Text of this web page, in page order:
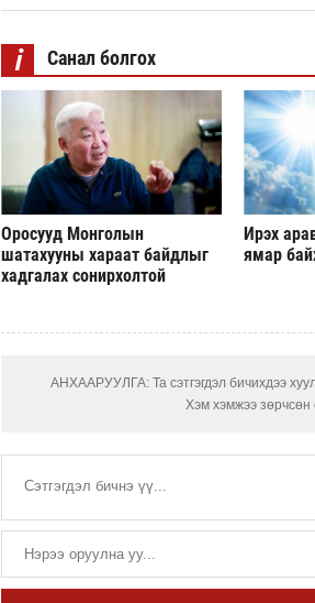
i Санал болгох
Оросууд Монголын
шатахууны хараат байдлыг
хадгалах сонирхолтой
Ирэх
ямар
АНХААРУУЛГА: Та сэтгэгдэл бичихдээ
Хэм хэмжээ зөрчсөн